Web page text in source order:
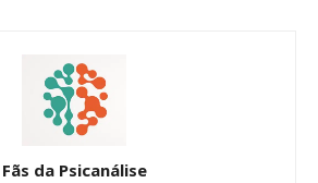
Fãs da Psicanálise